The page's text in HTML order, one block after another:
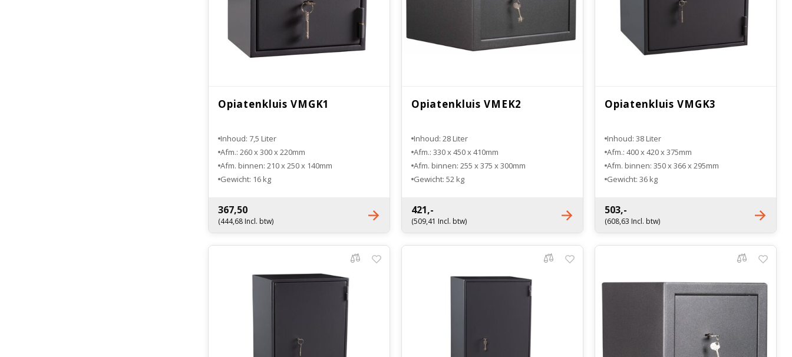
Opiatenkluis VMGK1
Inhoud: 7,5 Liter
Afm.: 260 x 300 x 220mm
Afm. binnen: 210 x 250 x 140mm
Gewicht: 16 kg
367,50
(444,68 Incl. btw)
Opiatenkluis VMEK2
Inhoud: 28 Liter
Afm.: 330 x 450 x 410mm
Afm. binnen: 255 x 375 x 300mm
Gewicht: 52 kg
421,-
(509,41 Incl. btw)
Opiatenkluis VMGK3
Inhoud: 38 Liter
Afm.: 400 x 420 x 375mm
Afm. binnen: 350 x 366 x 295mm
Gewicht: 36 kg
503,-
(608,63 Incl. btw)